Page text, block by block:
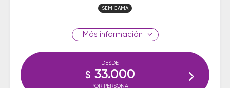
SEMICAMA
información
DESDE
$ 33.000
POR PERSONA